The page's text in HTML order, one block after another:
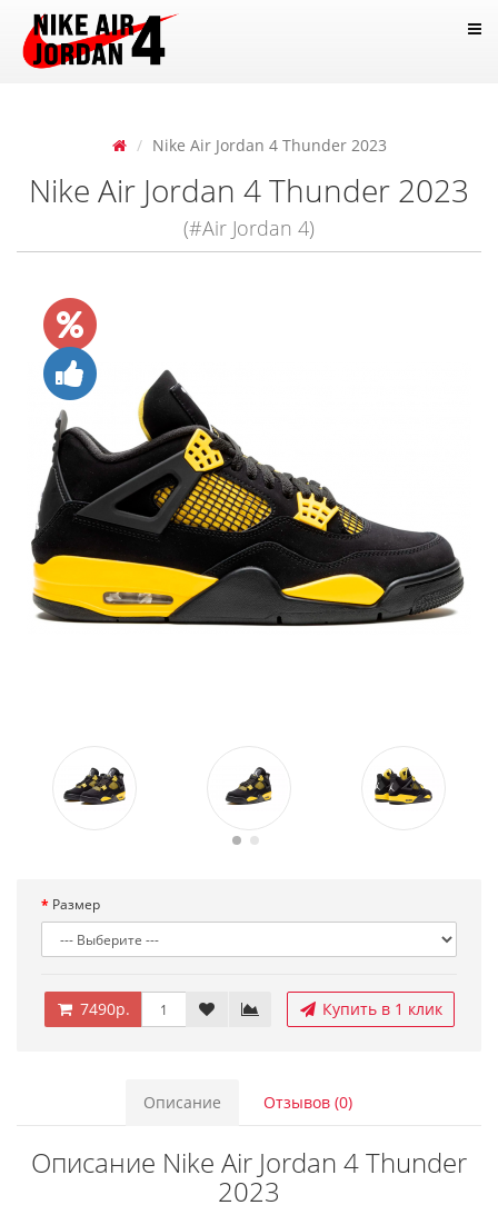
Nike Air Jordan 4 Thunder 2023
Nike Air Jordan 4 Thunder 2023
(#Air Jordan 4)
Размер
7490р. Купить в 1 клик
Описание Отзывов (0)
Описание Nike Air Jordan 4 Thunder
2023